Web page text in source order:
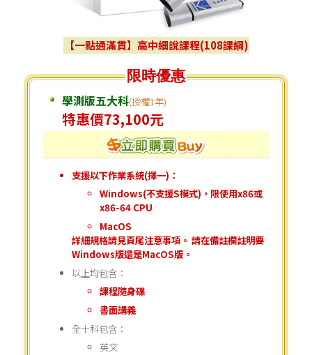
【一點通滿貫】高中細說課程(108課綱)
限時優惠
學測版五大科(授權1年)
特惠價73,100元
支援以下作業系統(擇一)：
Windows(不支援S模式)，限使用x86或
x86-64 CPU
MacOS
詳細規格請見頁尾注意事項。 請在備註欄註明要
Windows版還是MacOS版。
以上均包含：
課程隨身碟
書面講義
全十科包含：
英文